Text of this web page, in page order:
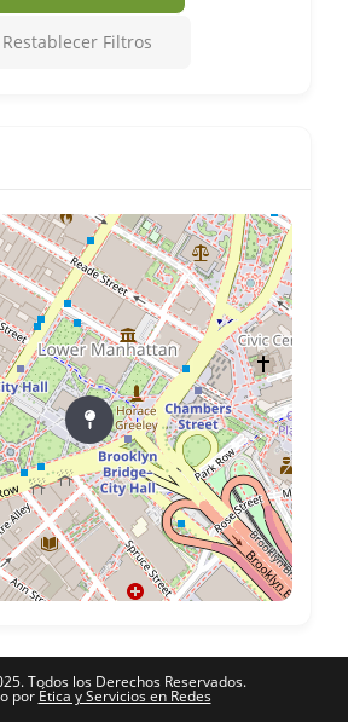
Restablecer Filtros
Todos los Derechos Reservados.
por Ética y Servicios en Redes